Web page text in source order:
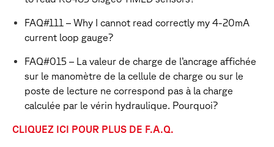
FAQ#111 – Why I cannot read correctly my 4-20mA
current loop gauge?
FAQ#015 – La valeur de charge de l’ancrage affichée
sur le manomètre de la cellule de charge ou sur le
poste de lecture ne correspond pas à la charge
calculée par le vérin hydraulique. Pourquoi?
CLIQUEZ ICI POUR PLUS DE F.A.Q.